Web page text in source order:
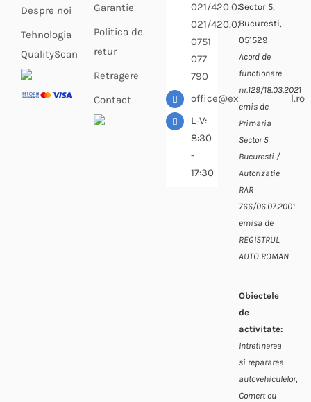
Despre noi
Tehnologia
QualityScan
Garantie
Politica de
retur
Retragere
Contact
021/420.03.64
021/420.02.69
0751
077
790
office@expressdiesel.ro
L-V:
8:30
-
17:30
Sector 5,
Bucuresti,
051529
Acord de
functionare
nr.129/18.03.2021
emis de
Primaria
Sector 5
Bucuresti /
Autorizatie
RAR
766/06.07.2001
emisa de
REGISTRUL
AUTO ROMAN
Obiectele
de
activitate:
Intretinerea
si repararea
autovehiculelor,
Comert cu